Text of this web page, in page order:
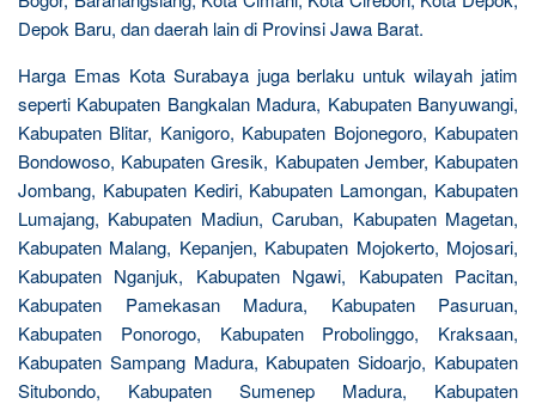
Depok Baru, dan daerah lain di Provinsi Jawa Barat.
Harga Emas Kota Surabaya juga berlaku untuk wilayah jatim
seperti Kabupaten Bangkalan Madura, Kabupaten Banyuwangi,
Kabupaten Blitar, Kanigoro, Kabupaten Bojonegoro, Kabupaten
Bondowoso, Kabupaten Gresik, Kabupaten Jember, Kabupaten
Jombang, Kabupaten Kediri, Kabupaten Lamongan, Kabupaten
Lumajang, Kabupaten Madiun, Caruban, Kabupaten Magetan,
Kabupaten Malang, Kepanjen, Kabupaten Mojokerto, Mojosari,
Kabupaten Nganjuk, Kabupaten Ngawi, Kabupaten Pacitan,
Kabupaten Pamekasan Madura, Kabupaten Pasuruan,
Kabupaten Ponorogo, Kabupaten Probolinggo, Kraksaan,
Kabupaten Sampang Madura, Kabupaten Sidoarjo, Kabupaten
Situbondo, Kabupaten Sumenep Madura, Kabupaten